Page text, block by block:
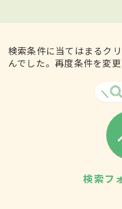
検索条件に当てはまるク
んでした。再度条件を変
検索フ